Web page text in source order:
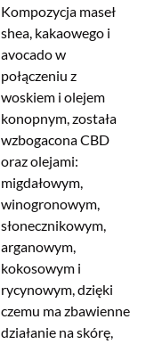
Kompozycja maseł
shea, kakaowego i
avocado w
połączeniu z
woskiem i olejem
konopnym, została
wzbogacona CBD
oraz olejami:
migdałowym,
winogronowym,
słonecznikowym,
arganowym,
kokosowym i
rycynowym, dzięki
czemu ma zbawienne
działanie na skórę,